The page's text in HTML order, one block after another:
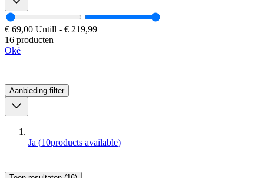
€ 69,00 Untill - € 219,99
16 producten
Oké
Aanbieding filter
Ja (10products available)